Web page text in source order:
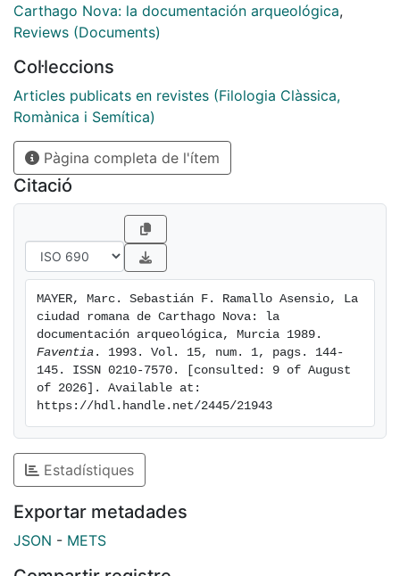
Carthago Nova: la documentación arqueológica,
Reviews (Documents)
Col·leccions
Articles publicats en revistes (Filologia Clàssica,
Romànica i Semítica)
Pàgina completa de l'ítem
Citació
MAYER, Marc. Sebastián F. Ramallo Asensio, La
ciudad romana de Carthago Nova: la
Faventia . 1993. Vol. 15, num. 1, pags. 144-
145. ISSN 0210-7570. [consulted: 9 of August
of 2026]. Available at:
https://hdl.handle.net/2445/21943
Estadístiques
Exportar metadades
JSON - METS